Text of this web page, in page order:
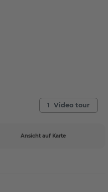
1 Video tour
Ansicht auf Karte